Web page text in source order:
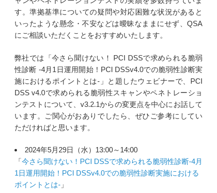
す。準拠基準についての疑問や対応困難な状況があると
いったような懸念・不安などは曖昧なままにせず、QSA
にご相談いただくことをおすすめいたします。
弊社では「今さら聞けない！ PCI DSSで求められる脆弱
性診断 -4月1日運用開始！PCI DSSv4.0での脆弱性診断実
施におけるポイントとは-」と題したウェビナーで、PCI
DSS v4.0で求められる脆弱性スキャンやペネトレーショ
ンテストについて、v3.2.1からの変更点を中心にお話して
います。ご関心がおありでしたら、ぜひご参考にしてい
ただければと思います。
2024年5月29日（水）13:00～14:00
「今さら聞けない！PCI DSSで求められる脆弱性診断-4月
1日運用開始！PCI DSSv4.0での脆弱性診断実施における
ポイントとは- 」